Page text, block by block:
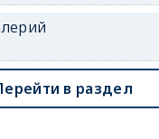
в раздел